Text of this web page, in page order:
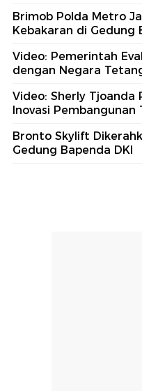
Brimob Polda Metro
Kebakaran di Gedung
Video: Pemerintah
dengan Negara
Video: Sherly Tjoanda
Inovasi Pembangunan
Bronto Skylift
Gedung Bapenda DKI